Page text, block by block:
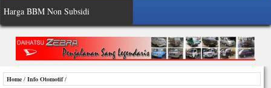
Harga BBM Non Subsidi
Home / Info Otomotif /